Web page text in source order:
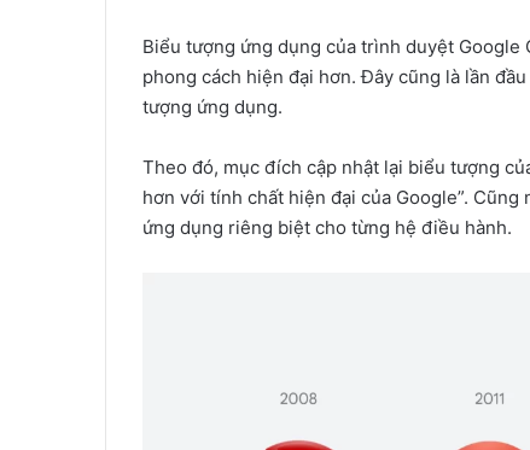
Biểu tượng ứng dụng của trình duyệt Google
phong cách hiện đại hơn. Đây cũng là lần
tượng ứng dụng.
Theo đó, mục đích cập nhật lại biểu tượng
hơn với tính chất hiện đại của Google”.
ứng dụng riêng biệt cho từng hệ điều hành.